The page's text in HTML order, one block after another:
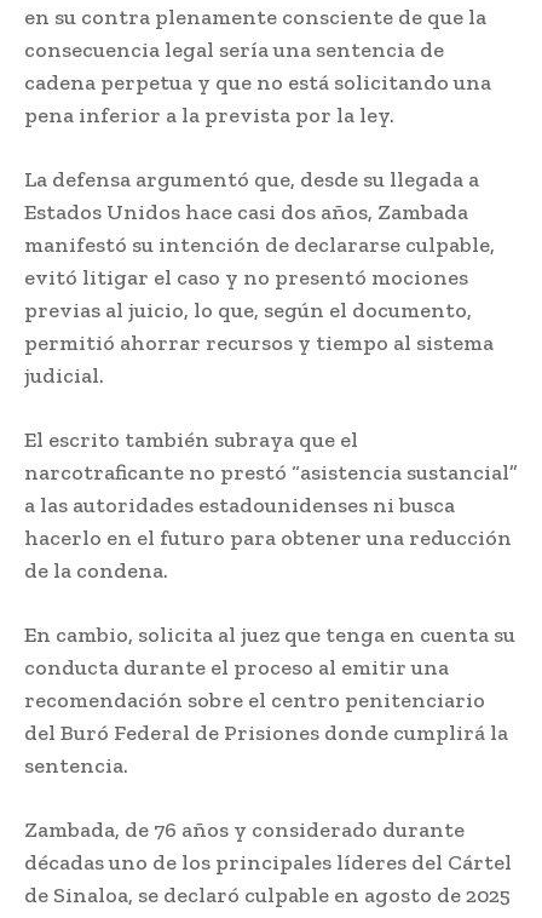
en su contra plenamente consciente de que la
consecuencia legal sería una sentencia de
cadena perpetua y que no está solicitando una
pena inferior a la prevista por la ley.
La defensa argumentó que, desde su llegada a
Estados Unidos hace casi dos años, Zambada
manifestó su intención de declararse culpable,
evitó litigar el caso y no presentó mociones
previas al juicio, lo que, según el documento,
permitió ahorrar recursos y tiempo al sistema
judicial.
El escrito también subraya que el
narcotraficante no prestó “asistencia sustancial”
a las autoridades estadounidenses ni busca
hacerlo en el futuro para obtener una reducción
de la condena.
En cambio, solicita al juez que tenga en cuenta su
conducta durante el proceso al emitir una
recomendación sobre el centro penitenciario
del Buró Federal de Prisiones donde cumplirá la
sentencia.
Zambada, de 76 años y considerado durante
décadas uno de los principales líderes del Cártel
de Sinaloa, se declaró culpable en agosto de 2025